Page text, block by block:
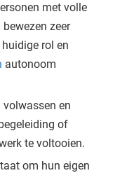
met volle
zeer
rol en
autonoom
volwassen en
of
te voltooien.
om hun eigen